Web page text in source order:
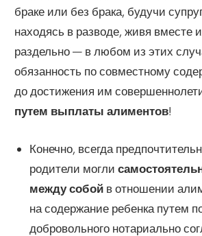
браке или без брака, будучи
находясь в разводе, живя вместе
раздельно — в любом из этих
обязанность по совместному
до достижения им
путем выплаты алиментов!
Конечно, всегда
родители могли
между собойв отношении
на содержание ребенка путем
добровольного нотариально